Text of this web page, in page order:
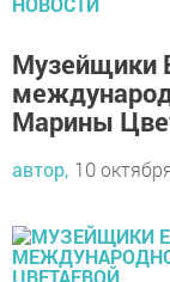
Музейщики
Марины
автор, 10